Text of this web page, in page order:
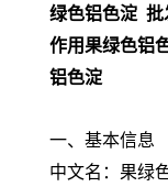
绿色铝色淀 批
作用果绿色铝
铝色淀
一、基本信息
中文名：果绿